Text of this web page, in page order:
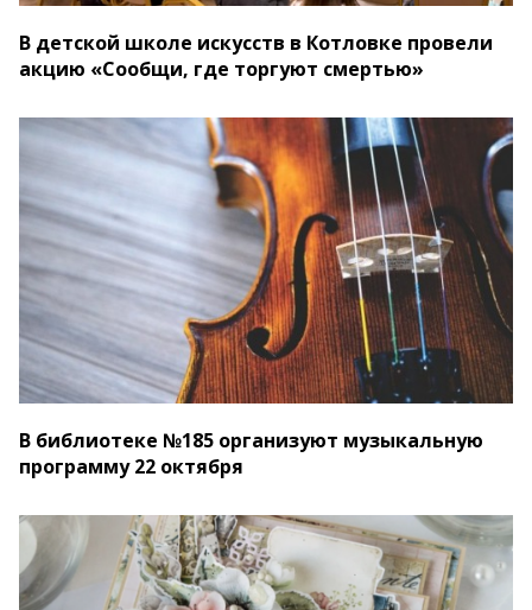
В детской школе искусств в Котловке провели
акцию «Сообщи, где торгуют смертью»
В библиотеке №185 организуют музыкальную
программу 22 октября